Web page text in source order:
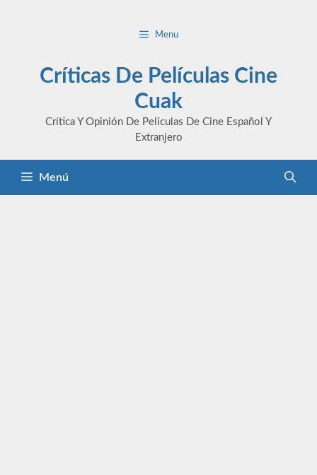
Menu
Críticas De Películas Cine
Cuak
Crítica Y Opinión De Películas De Cine Español Y
Extranjero
Menú